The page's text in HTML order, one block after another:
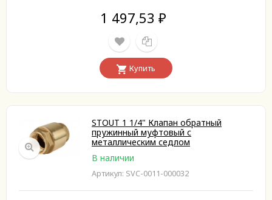
1 497,53 ₽
Купить
STOUT 1 1/4" Клапан обратный
пружинный муфтовый с
металлическим седлом
В наличии
Артикул: SVC-0011-000032